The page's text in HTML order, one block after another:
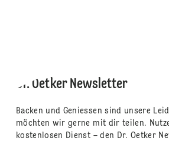
Dr. Oetker Newsletter
Backen und Geniessen sind unsere
möchten wir gerne mit dir teilen.
kostenlosen Dienst – den Dr. Oetker